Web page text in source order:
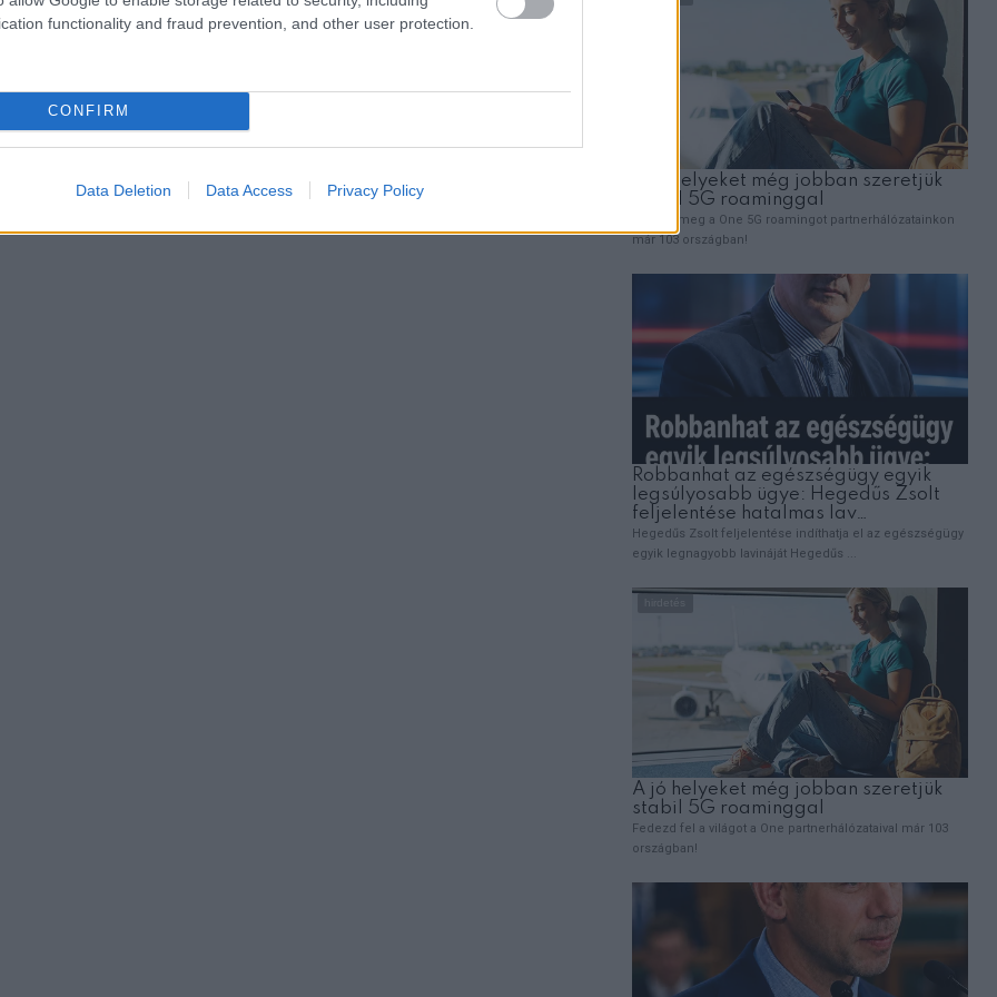
functionality and fraud prevention, and other user protection.
CONFIRM
Data Deletion Data Access Privacy Policy